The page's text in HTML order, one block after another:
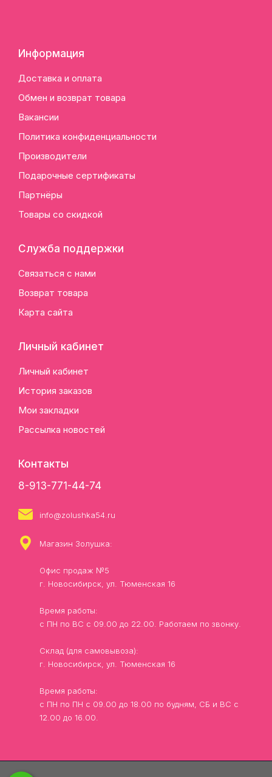
Информация
Доставка и оплата
Обмен и возврат товара
Вакансии
Политика конфиденциальности
Производители
Подарочные сертификаты
Партнёры
Товары со скидкой
Служба поддержки
Связаться с нами
Возврат товара
Карта сайта
Личный кабинет
Личный кабинет
История заказов
Мои закладки
Рассылка новостей
Контакты
8-913-771-44-74
info@zolushka54.ru
Магазин Золушка:
Офис продаж №5
г. Новосибирск, ул. Тюменская 16
Время работы:
с ПН по ВС с 09.00 до 22.00. Работаем по звонку.
Склад (для самовывоза):
г. Новосибирск, ул. Тюменская 16
Время работы:
с ПН по ПН с 09.00 до 18.00 по будням, СБ и ВС с
12.00 до 16.00.